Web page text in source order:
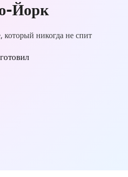
Йорк
никогда не спит